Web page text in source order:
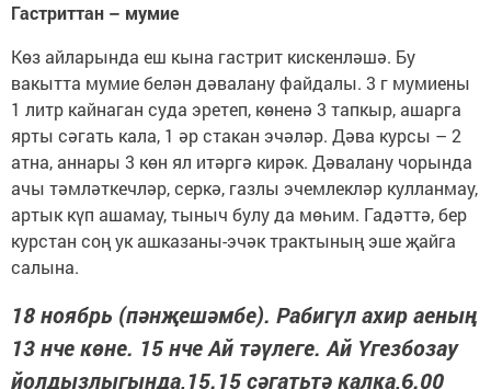
Гастриттан – мумие
Көз айларында еш кына гастрит кискенләшә. Бу
вакытта мумие белән дәвалану файдалы. 3 г мумиены
1 литр кайнаган суда эретеп, көненә 3 тапкыр, ашарга
ярты сәгать кала, 1 әр стакан эчәләр. Дәва курсы – 2
атна, аннары 3 көн ял итәргә кирәк. Дәвалану чорында
ачы тәмләткечләр, серкә, газлы эчемлекләр кулланмау,
артык күп ашамау, тыныч булу да мөһим. Гадәттә, бер
курстан соң ук ашказаны-эчәк трактының эше җайга
салына.
18 ноябрь (пәнҗешәмбе). Рабигүл ахир аеның
13 нче көне. 15 нче Ай тәүлеге. Ай Үгезбозау
йолдызлыгында,15.15 сәгатьтә калка,6.00